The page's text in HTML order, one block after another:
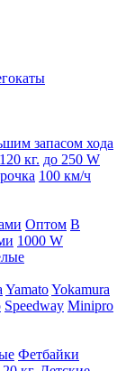
запасом хода
120 кг. до 250 W
100 км/ч
Оптом В
1000 W
YamatoYokamura
Speedway Minipro
Фетбайки